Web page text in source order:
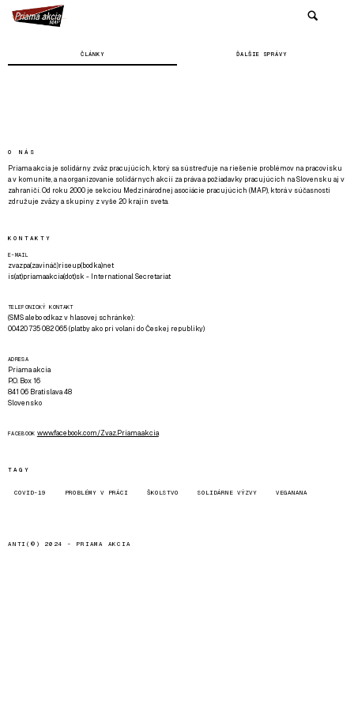
ČLÁNKY ĎALŠIE SPRÁVY
O NÁS
Priama akcia je solidárny zväz pracujúcich, ktorý sa sústreďuje na riešenie problémov na pracovisku
a v komunite, a na organizovanie solidárnych akcií za práva a požiadavky pracujúcich na Slovensku aj v
zahraničí. Od roku 2000 je sekciou Medzinárodnej asociácie pracujúcich (MAP), ktorá v súčasnosti
združuje zväzy a skupiny z vyše 20 krajín sveta.
KONTAKTY
E-MAIL
zvazpa(zavináč)riseup(bodka)net
is(at)priamaakcia(dot)sk - International Secretariat
TELEFONICKÝ KONTAKT
(SMS alebo odkaz v hlasovej schránke):
00420 735 082 065 (platby ako pri volaní do Českej republiky)
ADRESA
Priama akcia
P.O. Box 16
841 06 Bratislava 48
Slovensko
FACEBOOK www.facebook.com/Zvaz.Priama.akcia
TAGY
COVID-19 PROBLÉMY V PRÁCI ŠKOLSTVO SOLIDÁRNE VÝZVY VEGANANA
ANTI(©) 2024 - PRIAMA AKCIA